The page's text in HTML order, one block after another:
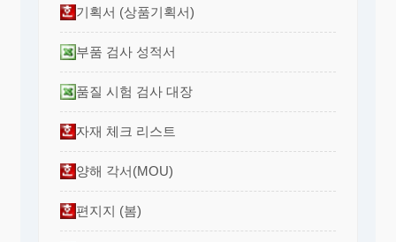
기획서 (상품기획서)
부품 검사 성적서
품질 시험 검사 대장
자재 체크 리스트
양해 각서(MOU)
편지지 (봄)